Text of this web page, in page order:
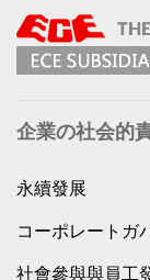
企業の社会的
永續發展
コーポレートガ
社會參與與員工